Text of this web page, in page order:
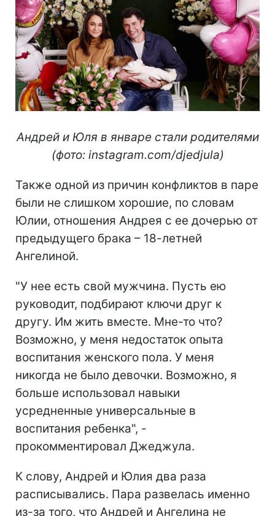
Андрей и Юля в январе стали родителями
(фото: instagram.com/djedjula)
Также одной из причин конфликтов в паре
были не слишком хорошие, по словам
Юлии, отношения Андрея с ее дочерью от
предыдущего брака – 18-летней
Ангелиной.
"У нее есть свой мужчина. Пусть ею
руководит, подбирают ключи друг к
другу. Им жить вместе. Мне-то что?
Возможно, у меня недостаток опыта
воспитания женского пола. У меня
никогда не было девочки. Возможно, я
больше использовал навыки
усредненные универсальные в
воспитания ребенка", -
прокомментировал Джеджула.
К слову, Андрей и Юлия два раза
расписывались. Пара развелась именно
из-за того, что Андрей и Ангелина не